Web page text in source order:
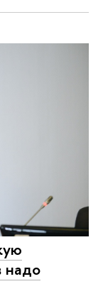
надо